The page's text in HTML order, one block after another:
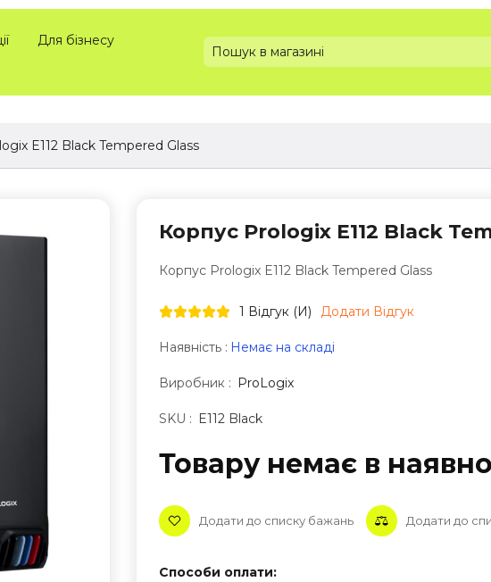
Для бізнесу
E112 Black Tempered Glass
Корпус Prologix E112 Black
Корпус Prologix E112 Black Tempered Glass
1 Відгук (и) Додати Відгук
Наявність : Немає на складі
Виробник : ProLogix
SKU : E112 Black
Товару немає в
Додати до списку бажань Додати до
Способи оплати: